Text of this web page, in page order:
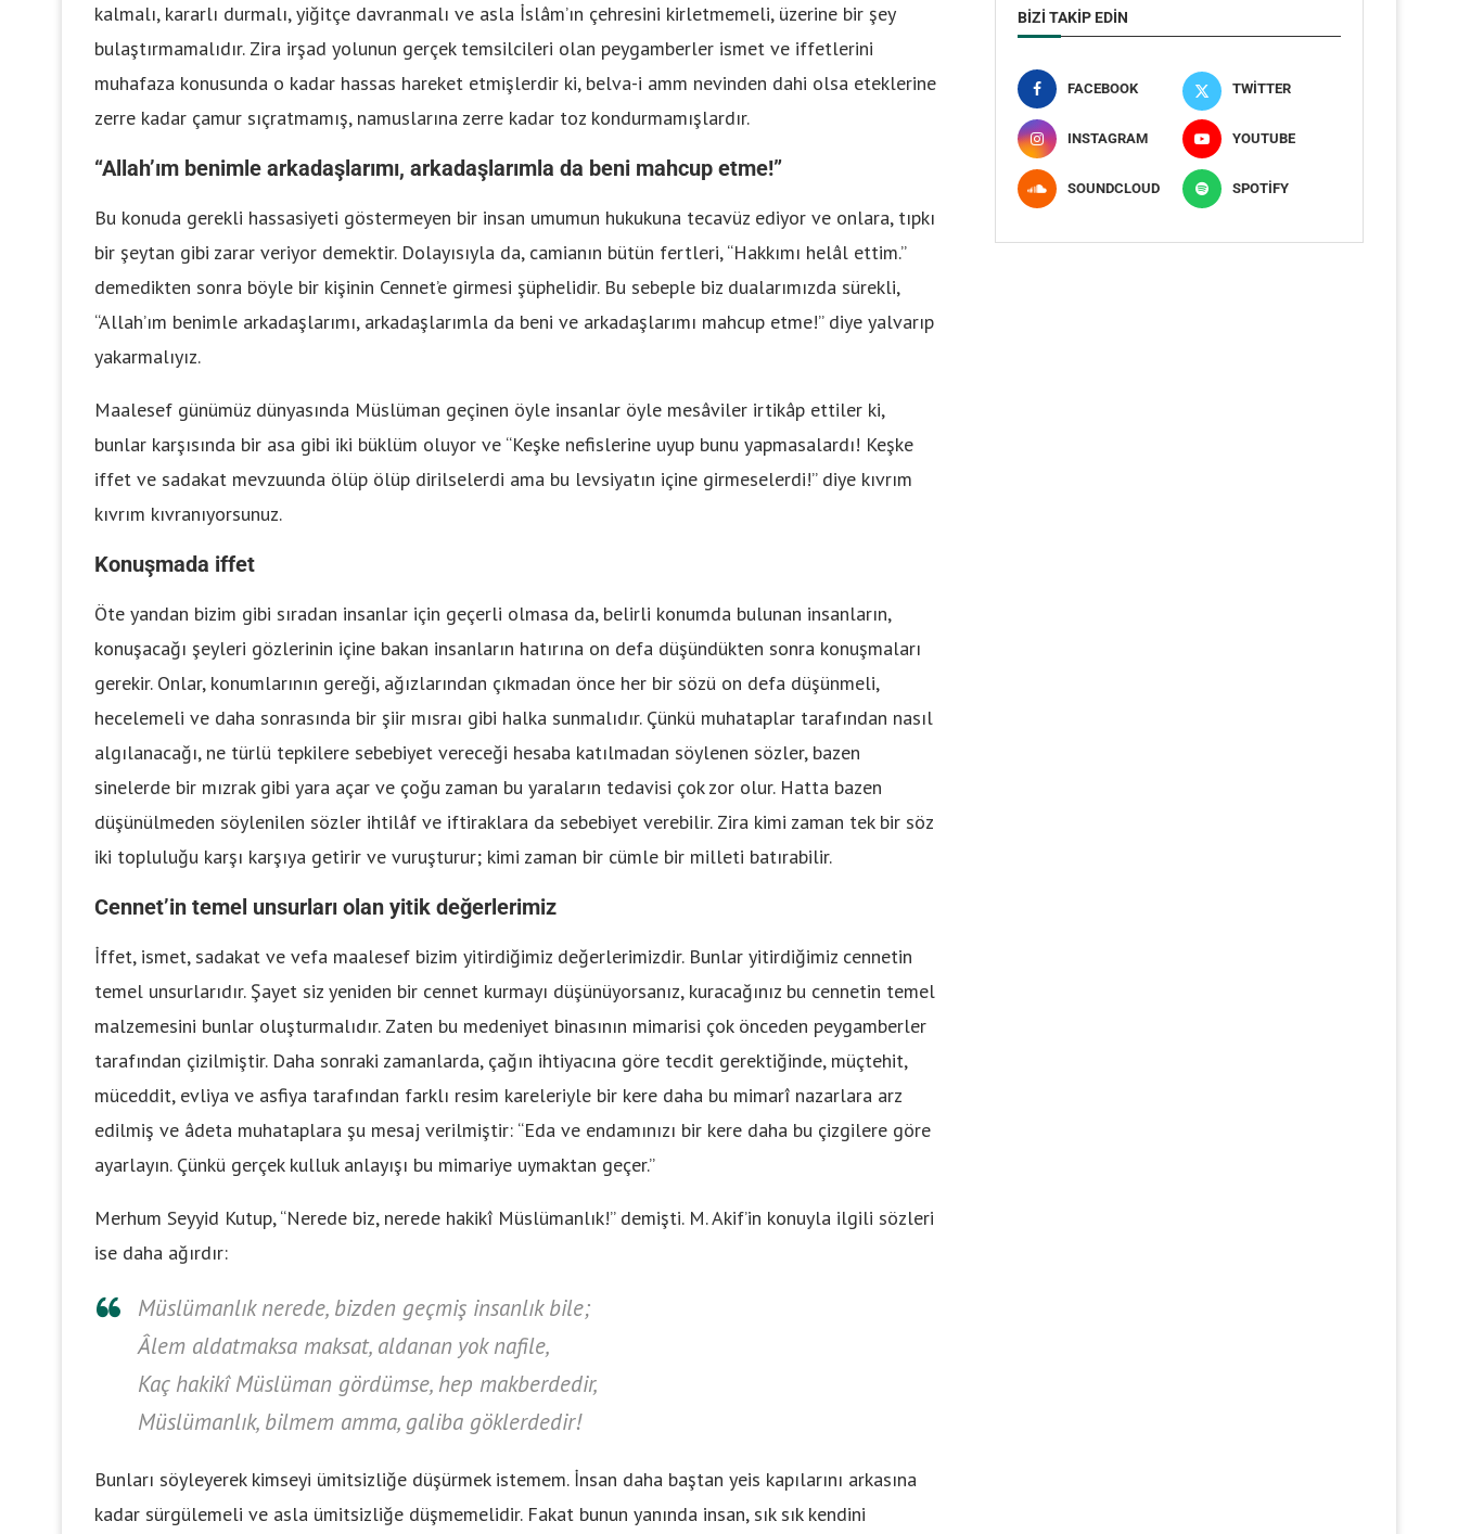
kalmalı, kararlı durmalı, yiğitçe davranmalı ve asla İslâm’ın çehresini kirletmemeli, üzerine bir şey
bulaştırmamalıdır. Zira irşad yolunun gerçek temsilcileri olan peygamberler ismet ve iffetlerini
muhafaza konusunda o kadar hassas hareket etmişlerdir ki, belva-i amm nevinden dahi olsa eteklerine
zerre kadar çamur sıçratmamış, namuslarına zerre kadar toz kondurmamışlardır.
“Allah’ım benimle arkadaşlarımı, arkadaşlarımla da beni mahcup etme!”
Bu konuda gerekli hassasiyeti göstermeyen bir insan umumun hukukuna tecavüz ediyor ve onlara, tıpkı
bir şeytan gibi zarar veriyor demektir. Dolayısıyla da, camianın bütün fertleri, “Hakkımı helâl ettim.”
demedikten sonra böyle bir kişinin Cennet’e girmesi şüphelidir. Bu sebeple biz dualarımızda sürekli,
“Allah’ım benimle arkadaşlarımı, arkadaşlarımla da beni ve arkadaşlarımı mahcup etme!” diye yalvarıp
yakarmalıyız.
Maalesef günümüz dünyasında Müslüman geçinen öyle insanlar öyle mesâviler irtikâp ettiler ki,
bunlar karşısında bir asa gibi iki büklüm oluyor ve “Keşke nefislerine uyup bunu yapmasalardı! Keşke
iffet ve sadakat mevzuunda ölüp ölüp dirilselerdi ama bu levsiyatın içine girmeselerdi!” diye kıvrım
kıvrım kıvranıyorsunuz.
Konuşmada iffet
Öte yandan bizim gibi sıradan insanlar için geçerli olmasa da, belirli konumda bulunan insanların,
konuşacağı şeyleri gözlerinin içine bakan insanların hatırına on defa düşündükten sonra konuşmaları
gerekir. Onlar, konumlarının gereği, ağızlarından çıkmadan önce her bir sözü on defa düşünmeli,
hecelemeli ve daha sonrasında bir şiir mısraı gibi halka sunmalıdır. Çünkü muhataplar tarafından nasıl
algılanacağı, ne türlü tepkilere sebebiyet vereceği hesaba katılmadan söylenen sözler, bazen
sinelerde bir mızrak gibi yara açar ve çoğu zaman bu yaraların tedavisi çok zor olur. Hatta bazen
düşünülmeden söylenilen sözler ihtilâf ve iftiraklara da sebebiyet verebilir. Zira kimi zaman tek bir söz
iki topluluğu karşı karşıya getirir ve vuruşturur; kimi zaman bir cümle bir milleti batırabilir.
Cennet’in temel unsurları olan yitik değerlerimiz
İffet, ismet, sadakat ve vefa maalesef bizim yitirdiğimiz değerlerimizdir. Bunlar yitirdiğimiz cennetin
temel unsurlarıdır. Şayet siz yeniden bir cennet kurmayı düşünüyorsanız, kuracağınız bu cennetin temel
malzemesini bunlar oluşturmalıdır. Zaten bu medeniyet binasının mimarisi çok önceden peygamberler
tarafından çizilmiştir. Daha sonraki zamanlarda, çağın ihtiyacına göre tecdit gerektiğinde, müçtehit,
müceddit, evliya ve asfiya tarafından farklı resim kareleriyle bir kere daha bu mimarî nazarlara arz
edilmiş ve âdeta muhataplara şu mesaj verilmiştir: “Eda ve endamınızı bir kere daha bu çizgilere göre
ayarlayın. Çünkü gerçek kulluk anlayışı bu mimariye uymaktan geçer.”
Merhum Seyyid Kutup, “Nerede biz, nerede hakikî Müslümanlık!” demişti. M. Akif’in konuyla ilgili sözleri
ise daha ağırdır:
Müslümanlık nerede, bizden geçmiş insanlık bile;
Âlem aldatmaksa maksat, aldanan yok nafile,
Kaç hakikî Müslüman gördümse, hep makberdedir,
Müslümanlık, bilmem amma, galiba göklerdedir!
Bunları söyleyerek kimseyi ümitsizliğe düşürmek istemem. İnsan daha baştan yeis kapılarını arkasına
kadar sürgülemeli ve asla ümitsizliğe düşmemelidir. Fakat bunun yanında insan, sık sık kendini
BIZI TAKIP EDIN
FACEBOOK TWITTER
INSTAGRAM YOUTUBE
SOUNDCLOUD SPOTIFY